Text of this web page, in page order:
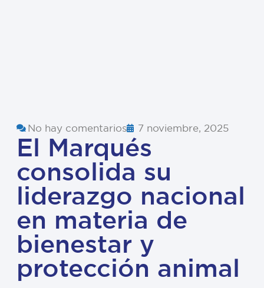
No hay comentarios 7 noviembre, 2025
El Marqués
consolida su
liderazgo nacional
en materia de
bienestar y
protección animal